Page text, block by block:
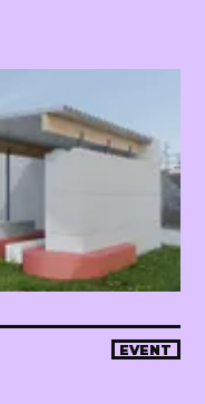
EVENT